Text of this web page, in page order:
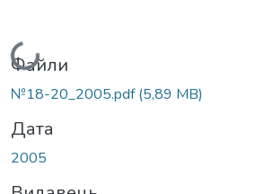
Вантажиться...
Файли
№18-20_2005.pdf(5,89 MB)
Дата
2005